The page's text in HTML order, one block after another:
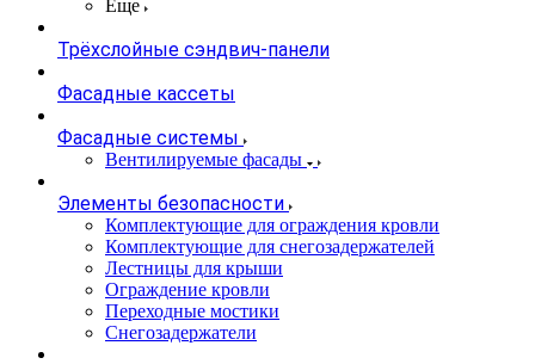
Еще
Трёхслойные сэндвич-панели
Фасадные кассеты
Фасадные системы
Вентилируемые фасады
Элементы безопасности
Комплектующие для ограждения кровли
Комплектующие для снегозадержателей
Лестницы для крыши
Ограждение кровли
Переходные мостики
Снегозадержатели